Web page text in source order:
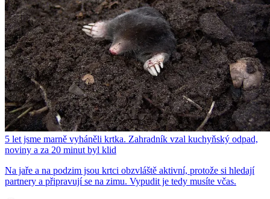
5 let jsme marně vyháněli krtka. Zahradník vzal kuchyňský odpad,
noviny a za 20 minut byl klid
Na jaře a na podzim jsou krtci obzvláště aktivní, protože si hledají
partnery a připravují se na zimu. Vypudit je tedy musíte včas.